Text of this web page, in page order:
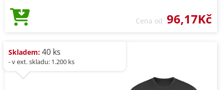
Cena od 96,17Kč
Skladem: 40 ks
- v ext. skladu: 1.200 ks